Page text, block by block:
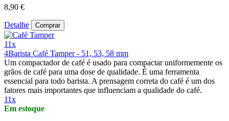
8,90 €
Detalhe Comprar
11x
4Barista Café Tamper - 51, 53, 58 mm
Um compactador de café é usado para compactar uniformemente os
grãos de café para uma dose de qualidade. É uma ferramenta
essencial para todo barista. A prensagem correta do café é um dos
fatores mais importantes que influenciam a qualidade do café.
11x
Em estoque